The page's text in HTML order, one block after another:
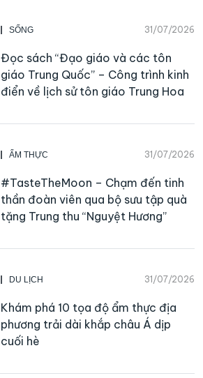
SỐNG 31/07/2026
Đọc sách “Đạo giáo và các tôn
giáo Trung Quốc” – Công trình kinh
điển về lịch sử tôn giáo Trung Hoa
ẨM THỰC 31/07/2026
#TasteTheMoon – Chạm đến tinh
thần đoàn viên qua bộ sưu tập quà
tặng Trung thu “Nguyệt Hương”
DU LỊCH 31/07/2026
Khám phá 10 tọa độ ẩm thực địa
phương trải dài khắp châu Á dịp
cuối hè